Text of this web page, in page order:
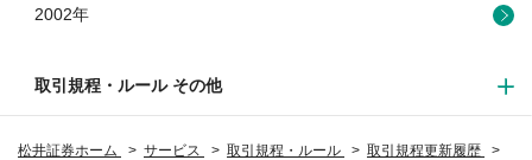
松井証券ホーム サービス 取引規程・ルール
取引規程更新履歴
2002年
取引規程・ルール その他